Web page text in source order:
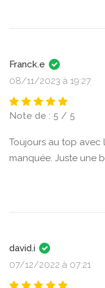
Franck.e
08/11/2023 à 19:27
Note de : 5 / 5
Toujours au top
manquée. Juste une
david.i
07/12/2022 à 07:21